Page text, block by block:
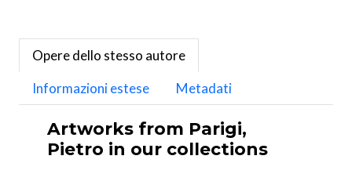
Opere dello stesso autore
Informazioni estese
Metadati
Artworks from Parigi,
Pietro in our collections